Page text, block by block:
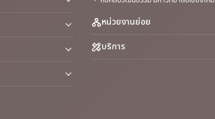
หน่วยงานย่อย
บริการ